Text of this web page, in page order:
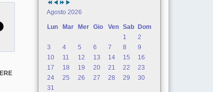
Agosto 2026
Lun Mar Mer Gio Ven Sab
Dom
1
2
3
4 5 6 7 8
9
10
11 12 13 14 15
16
17
18 19 20 21 22
23
24
25 26 27 28 29
30
31